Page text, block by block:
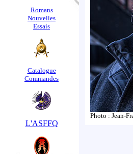
Romans
Nouvelles
Essais
Catalogue
Commandes
L'ASFFQ
Photo : Jean-